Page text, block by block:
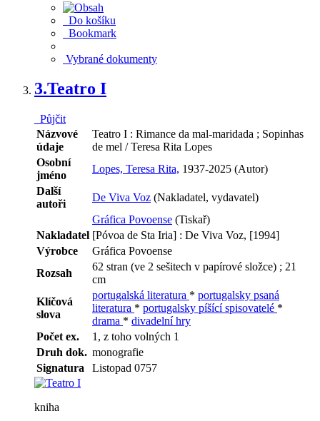
Do košíku
Bookmark
Vybrané dokumenty
3.Teatro I
Půjčit
Názvové
údaje
Teatro I : Rimance da mal-maridada ; Sopinhas
de mel / Teresa Rita Lopes
Osobní
jméno
Lopes, Teresa Rita, 1937-2025 (Autor)
Další
autoři
De Viva Voz (Nakladatel, vydavatel)
Gráfica Povoense (Tiskař)
Nakladatel [Póvoa de Sta Iria] : De Viva Voz, [1994]
Výrobce
Gráfica Povoense
Rozsah
62 stran (ve 2 sešitech v papírové složce) ; 21
cm
Klíčová
slova
portugalská literatura * portugalsky psaná
literatura * portugalsky píšící spisovatelé *
drama * divadelní hry
Počet ex.
1, z toho volných 1
Druh dok. monografie
Signatura
Listopad 0757
kniha